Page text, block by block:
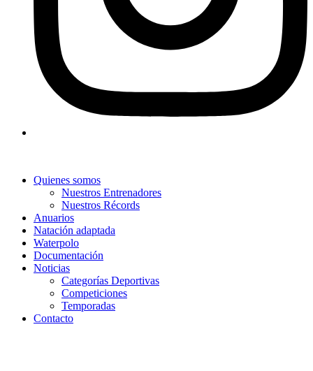
Quienes somos
Nuestros Entrenadores
Nuestros Récords
Anuarios
Natación adaptada
Waterpolo
Documentación
Noticias
Categorías Deportivas
Competiciones
Temporadas
Contacto